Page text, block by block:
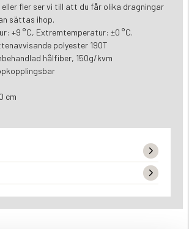
fler ser vi till att du får olika dragningar
sättas ihop.
+9 °C, Extremtemperatur: ±0 °C.
polyester 190T
hålfiber, 150g/kvm
cm